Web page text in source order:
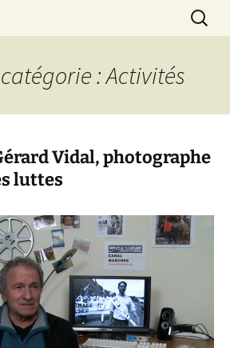
: Activités
Vidal, photographe
luttes